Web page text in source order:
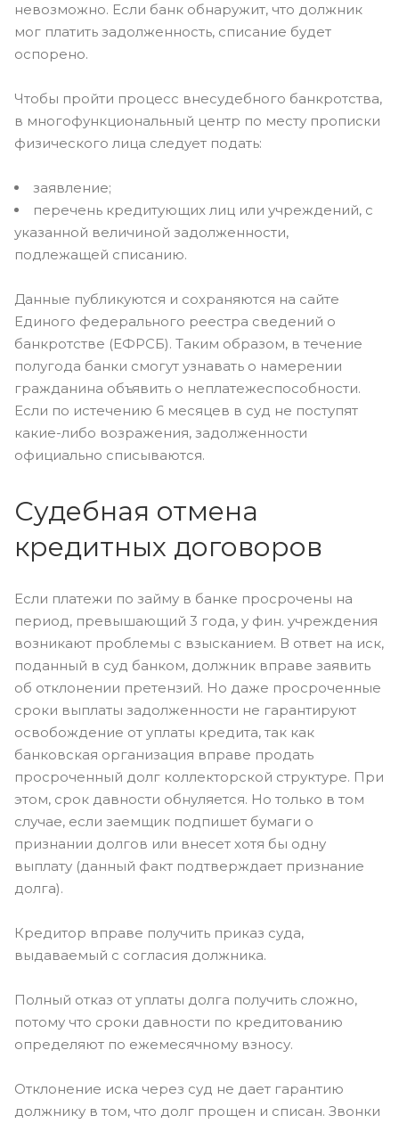
невозможно. Если банк обнаружит, что должник
мог платить задолженность, списание будет
оспорено.
Чтобы пройти процесс внесудебного банкротства,
в многофункциональный центр по месту прописки
физического лица следует подать:
заявление;
перечень кредитующих лиц или учреждений, с
указанной величиной задолженности,
подлежащей списанию.
Данные публикуются и сохраняются на сайте
Единого федерального реестра сведений о
банкротстве (ЕФРСБ). Таким образом, в течение
полугода банки смогут узнавать о намерении
гражданина объявить о неплатежеспособности.
Если по истечению 6 месяцев в суд не поступят
какие-либо возражения, задолженности
официально списываются.
Судебная отмена
кредитных договоров
Если платежи по займу в банке просрочены на
период, превышающий 3 года, у фин. учреждения
возникают проблемы с взысканием. В ответ на иск,
поданный в суд банком, должник вправе заявить
об отклонении претензий. Но даже просроченные
сроки выплаты задолженности не гарантируют
освобождение от уплаты кредита, так как
банковская организация вправе продать
просроченный долг коллекторской структуре. При
этом, срок давности обнуляется. Но только в том
случае, если заемщик подпишет бумаги о
признании долгов или внесет хотя бы одну
выплату (данный факт подтверждает признание
долга).
Кредитор вправе получить приказ суда,
выдаваемый с согласия должника.
Полный отказ от уплаты долга получить сложно,
потому что сроки давности по кредитованию
определяют по ежемесячному взносу.
Отклонение иска через суд не дает гарантию
должнику в том, что долг прощен и списан. Звонки